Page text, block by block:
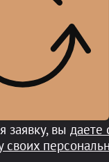
заявку, вы даете
своих